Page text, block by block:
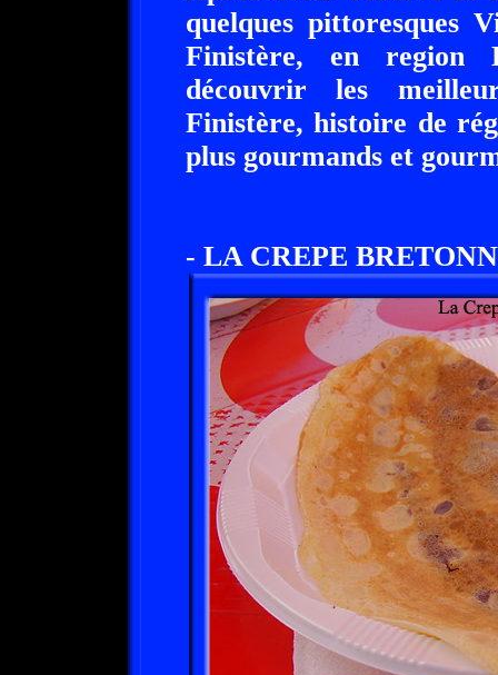
quelques pittoresques
Finistère, en region
découvrir les
Finistère, histoire de
plus gourmands et
- LA CREPE